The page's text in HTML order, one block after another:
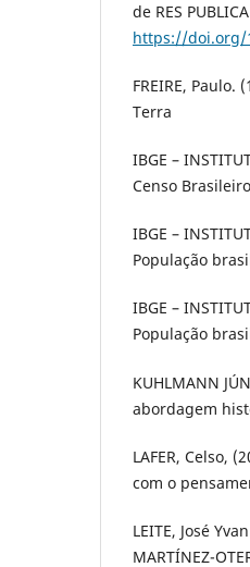
de RES
https://doi.org/
FREIRE,
Terra
IBGE –
Censo
IBGE –
População
IBGE –
População
KUHLMANN
abordagem
LAFER, Celso,
com o
LEITE, José
MARTÍNEZ-